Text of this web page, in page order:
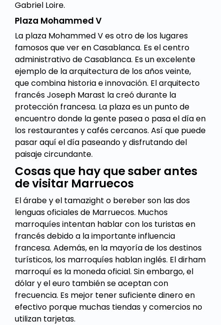
Gabriel Loire.
Plaza Mohammed V
La plaza Mohammed V es otro de los lugares
famosos que ver en Casablanca. Es el centro
administrativo de Casablanca. Es un excelente
ejemplo de la arquitectura de los años veinte,
que combina historia e innovación. El arquitecto
francés Joseph Marast la creó durante la
protección francesa. La plaza es un punto de
encuentro donde la gente pasea o pasa el día en
los restaurantes y cafés cercanos. Así que puede
pasar aquí el día paseando y disfrutando del
paisaje circundante.
Cosas que hay que saber antes
de visitar Marruecos
El árabe y el tamazight o bereber son las dos
lenguas oficiales de Marruecos. Muchos
marroquíes intentan hablar con los turistas en
francés debido a la importante influencia
francesa. Además, en la mayoría de los destinos
turísticos, los marroquíes hablan inglés. El dirham
marroquí es la moneda oficial. Sin embargo, el
dólar y el euro también se aceptan con
frecuencia. Es mejor tener suficiente dinero en
efectivo porque muchas tiendas y comercios no
utilizan tarjetas.